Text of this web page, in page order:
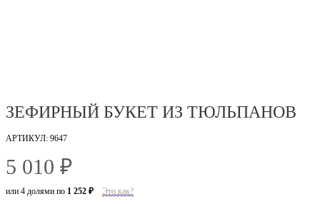
ЗЕФИРНЫЙ БУКЕТ ИЗ ТЮЛЬПАНОВ
АРТИКУЛ: 9647
5 010 ₽
или 4 долями по 1 252 ₽ Это как?